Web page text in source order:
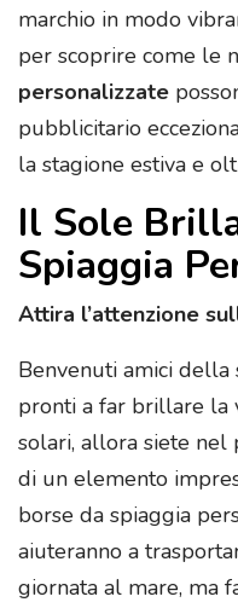
marchio in modo
per scoprire come le
personalizzate
pubblicitario
la stagione estiva e
Il Sole
Spiaggia
Attira l’attenzione
Benvenuti amici della
pronti a far brillare la
solari, allora siete nel
di un elemento
borse da spiaggia
aiuteranno a
giornata al mare, ma